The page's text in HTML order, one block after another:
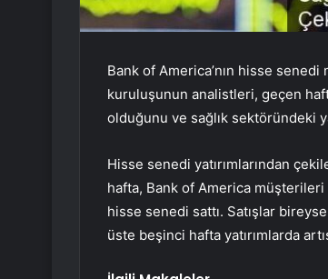
Bank of America’nın hisse
kuruluşunun analistleri, geçen
olduğunu ve sağlık sektöründeki
Hisse senedi yatırımlarından
hafta, Bank of America müşterileri
hisse senedi sattı. Satışlar
üste beşinci hafta yatırımlarda